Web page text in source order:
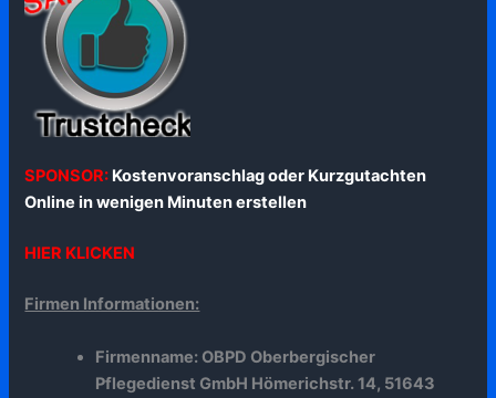
SPONSOR: Kostenvoranschlag oder Kurzgutachten
Online in wenigen Minuten erstellen
HIER KLICKEN
Firmen Informationen:
Firmenname: OBPD Oberbergischer
Pflegedienst GmbH Hömerichstr. 14, 51643